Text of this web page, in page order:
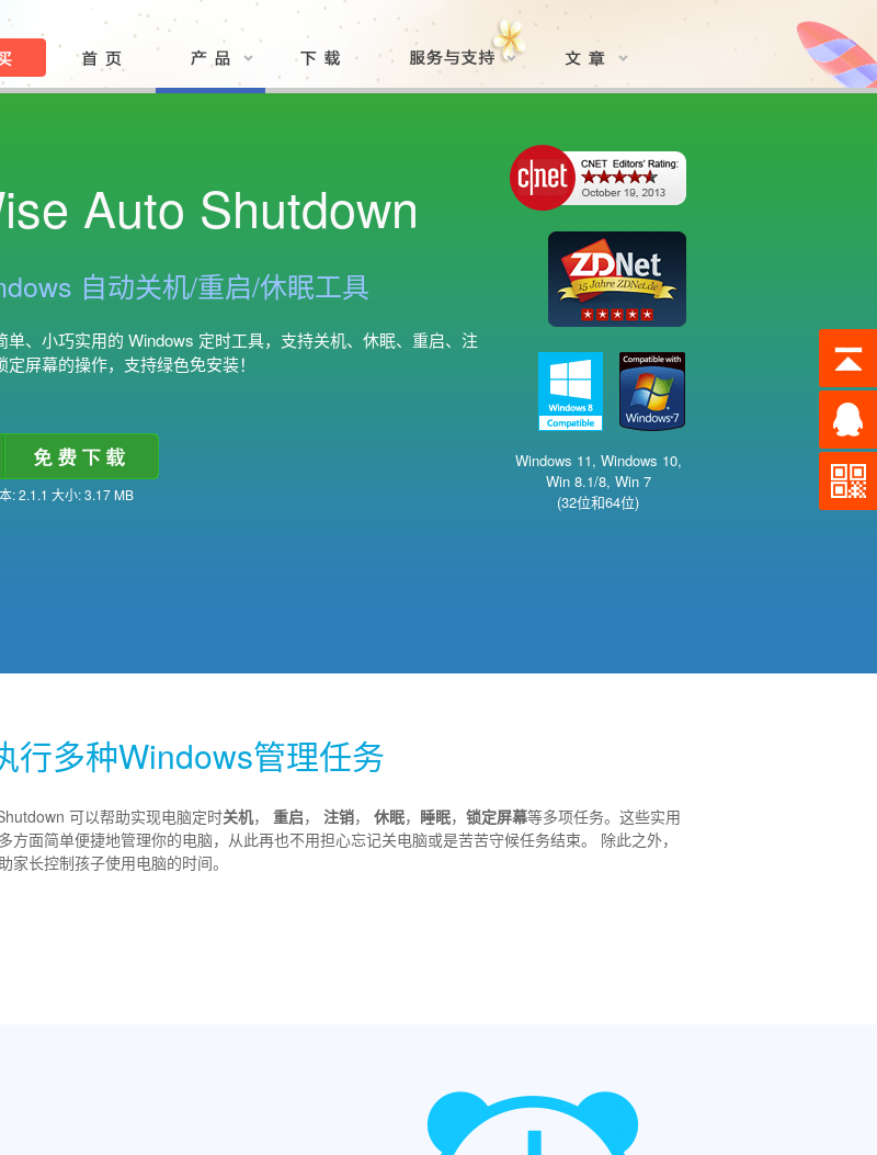
Auto Shutdown
自动关机/重启/休眠工具
单、小巧实用的 Windows 定时工具，支持关机、休眠、重启、注
定屏幕的操作，支持绿色免安装！
: 2.1.1 大小: 3.17 MB
Windows 11, Windows 10,
Win 8.1/8, Win 7
(32位和64位)
行多种Windows管理任务
可以帮助实现电脑定时关机， 重启， 注销， 休眠， 睡眠， 锁定屏幕等多项任务。这些实用
方面简单便捷地管理你的电脑，从此再也不用担心忘记关电脑或是苦苦守候任务结束。 除此之外，
家长控制孩子使用电脑的时间。